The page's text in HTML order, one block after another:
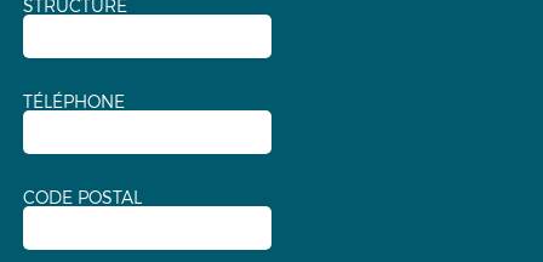
STRUCTURE
TÉLÉPHONE
CODE POSTAL